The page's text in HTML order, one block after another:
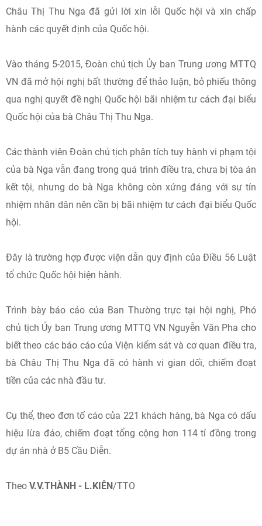
Châu Thị Thu Nga đã gửi lời xin lỗi Quốc hội và xin chấp
hành các quyết định của Quốc hội.
Vào tháng 5-2015, Đoàn chủ tịch Ủy ban Trung ương MTTQ
VN đã mở hội nghị bất thường để thảo luận, bỏ phiếu thông
qua nghị quyết đề nghị Quốc hội bãi nhiệm tư cách đại biểu
Quốc hội của bà Châu Thị Thu Nga.
Các thành viên Đoàn chủ tịch phân tích tuy hành vi phạm tội
của bà Nga vẫn đang trong quá trình điều tra, chưa bị tòa án
kết tội, nhưng do bà Nga không còn xứng đáng với sự tín
nhiệm nhân dân nên cần bị bãi nhiệm tư cách đại biểu Quốc
hội.
Đây là trường hợp được viện dẫn quy định của Điều 56 Luật
tổ chức Quốc hội hiện hành.
Trình bày báo cáo của Ban Thường trực tại hội nghị, Phó
chủ tịch Ủy ban Trung ương MTTQ VN Nguyễn Văn Pha cho
biết theo các báo cáo của Viện kiểm sát và cơ quan điều tra,
bà Châu Thị Thu Nga đã có hành vi gian dối, chiếm đoạt
tiền của các nhà đầu tư.
Cụ thể, theo đơn tố cáo của 221 khách hàng, bà Nga có dấu
hiệu lừa đảo, chiếm đoạt tổng cộng hơn 114 tỉ đồng trong
dự án nhà ở B5 Cầu Diễn.
Theo V.V.THÀNH - L.KIÊN/TTO